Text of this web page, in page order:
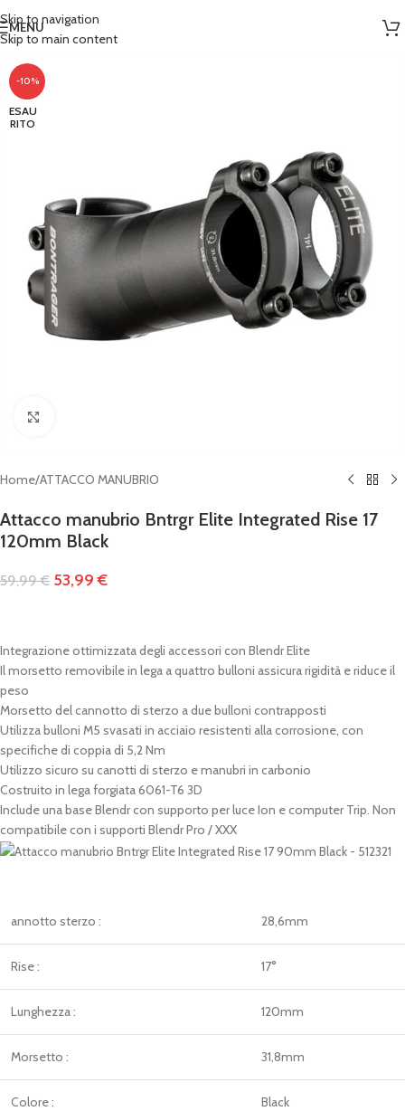
Skip to navigation
Skip to main content
MENU
-10%
ESAU
RITO
Home/ATTACCO MANUBRIO
Attacco manubrio Bntrgr Elite Integrated Rise 17
120mm Black
59,99€ 53,99€
Integrazione ottimizzata degli accessori con Blendr Elite
Il morsetto removibile in lega a quattro bulloni assicura rigidità e riduce il
peso
Morsetto del cannotto di sterzo a due bulloni contrapposti
Utilizza bulloni M5 svasati in acciaio resistenti alla corrosione, con
specifiche di coppia di 5,2 Nm
Utilizzo sicuro su canotti di sterzo e manubri in carbonio
Costruito in lega forgiata 6061-T6 3D
Include una base Blendr con supporto per luce Ion e computer Trip. Non
compatibile con i supporti Blendr Pro / XXX
annotto sterzo : 28,6mm
Rise : 17°
Lunghezza : 120mm
Morsetto : 31,8mm
Colore : Black